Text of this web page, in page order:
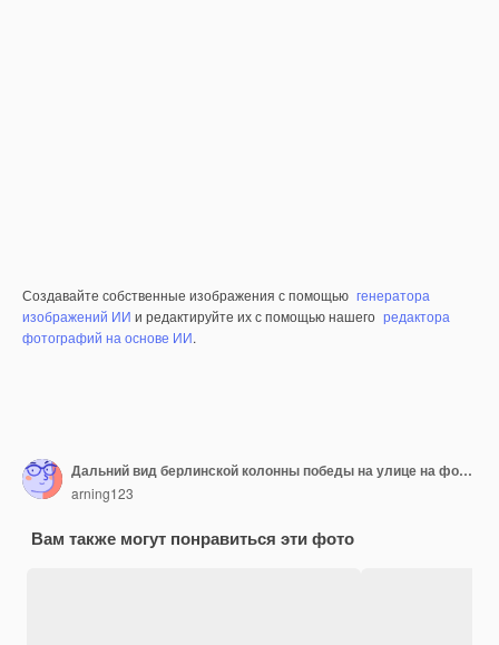
Создавайте собственные изображения с помощью генератора
изображений ИИ и редактируйте их с помощью нашего редактора
фотографий на основе ИИ.
Дальний вид берлинской колонны победы на улице на фоне неба
arning123
Вам также могут понравиться эти фото